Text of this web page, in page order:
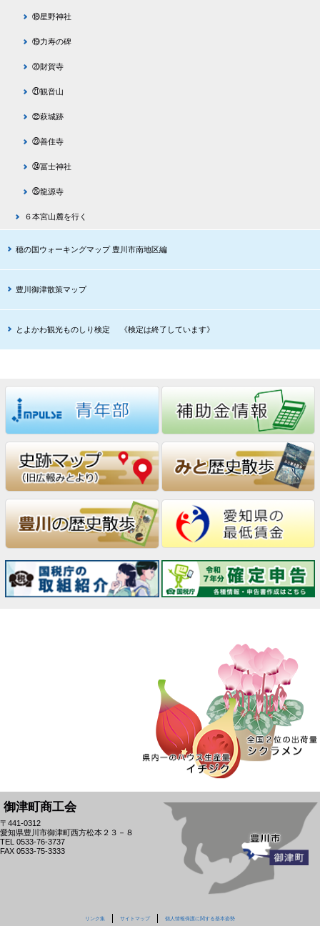
⑱星野神社
⑲力寿の碑
⑳財賀寺
㉑観音山
㉒萩城跡
㉓善住寺
㉔冨士神社
㉕龍源寺
６本宮山麓を行く
穂の国ウォーキングマップ 豊川市南地区編
豊川御津散策マップ
とよかわ観光ものしり検定 《検定は終了しています》
御津町商工会
〒441-0312
愛知県豊川市御津町西方松本２３－８
TEL 0533-76-3737
FAX 0533-75-3333
リンク集 サイトマップ 個人情報保護に関する基本姿勢